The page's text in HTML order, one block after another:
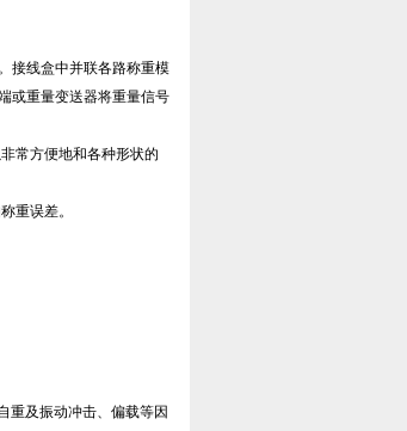
接线盒中并联各路称重模
或重量变送器将重量信号
常方便地和各种形状的
重误差。
重及振动冲击、偏载等因